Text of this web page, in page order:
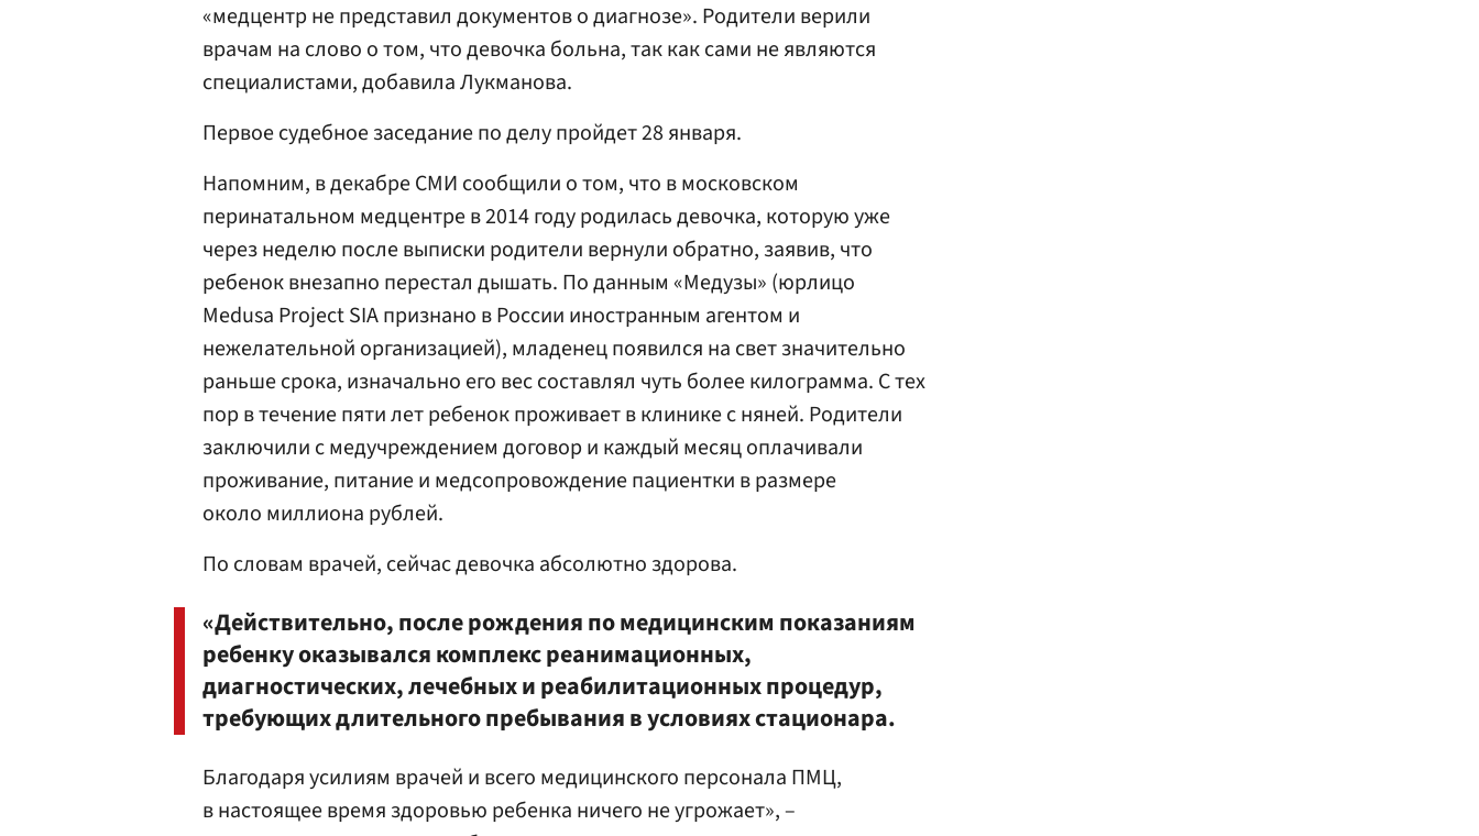
«медцентр не представил документов о диагнозе». Родители верили
врачам на слово о том, что девочка больна, так как сами не являются
специалистами, добавила Лукманова.
Первое судебное заседание по делу пройдет 28 января.
Напомним, в декабре СМИ сообщили о том, что в московском
перинатальном медцентре в 2014 году родилась девочка, которую уже
через неделю после выписки родители вернули обратно, заявив, что
ребенок внезапно перестал дышать. По данным «Медузы» (юрлицо
Medusa Project SIA признано в России иностранным агентом и
нежелательной организацией), младенец появился на свет значительно
раньше срока, изначально его вес составлял чуть более килограмма. С тех
пор в течение пяти лет ребенок проживает в клинике с няней. Родители
заключили с медучреждением договор и каждый месяц оплачивали
проживание, питание и медсопровождение пациентки в размере
около миллиона рублей.
По словам врачей, сейчас девочка абсолютно здорова.
«Действительно, после рождения по медицинским показаниям
ребенку оказывался комплекс реанимационных,
диагностических, лечебных и реабилитационных процедур,
требующих длительного пребывания в условиях стационара.
Благодаря усилиям врачей и всего медицинского персонала ПМЦ,
в настоящее время здоровью ребенка ничего не угрожает», –